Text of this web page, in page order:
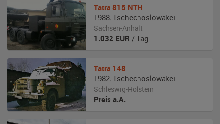
Tatra 815 NTH
1988, Tschechoslowakei
Sachsen-Anhalt
1.032 EUR / Tag
Tatra 148
1982, Tschechoslowakei
Schleswig-Holstein
Preis a.A.